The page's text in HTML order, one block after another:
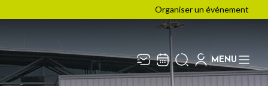
Organiser un événement
MENU